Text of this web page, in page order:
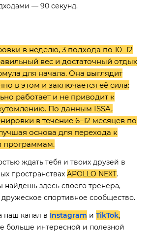
— 90 секунд.
в неделю, 3 подхода по 10–12
вес и достаточный отдых
для начала. Она выглядит
в этом и заключается её сила:
работает и не приводит к
По данным ISSA,
в течение 6–12 месяцев по
основа для перехода к
программам.
ждать тебя и твоих друзей в
пространствах APOLLO NEXT.
найдешь здесь своего тренера,
спортивное сообщество.
наш канал в Instagram и TikTok,
больше интересной и полезной